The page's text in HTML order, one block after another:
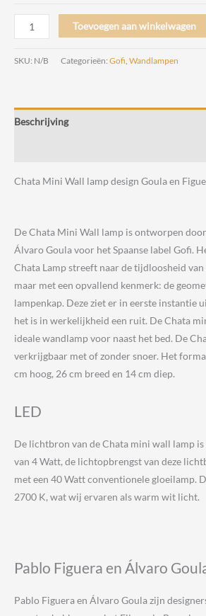
Chata
Mini
Wall
Goula
en
Gofi
Toevoegen aan winkelwagen
SKU: N/B Categorieën: Gofi, Wandlampen
Beschrijving
Chata Mini Wall lamp design Goula en
De Chata Mini Wall lamp is ontworpen
Álvaro Goula voor het Spaanse label Gofi.
Chata Lamp streeft naar de tijdloosheid van
maar met een opvallend kenmerk: de
lampenkap. Deze ziet er in eerste instantie
het is in werkelijkheid een ruit. De Chata
ideale wandlamp voor naast het bed. De
verkrijgbaar met of zonder snoer. Het
cm hoog, 26 cm breed en 14 cm diep.
LED
De lichtbron van de Chata mini wall lamp
van 4 Watt, de lichtopbrengst van deze
met een 40 Watt conventionele gloeilamp.
2700 K, wat wij ervaren als warm wit licht.
Pablo Figuera en Álvaro
Pablo Figuera en Álvaro Goula zijn